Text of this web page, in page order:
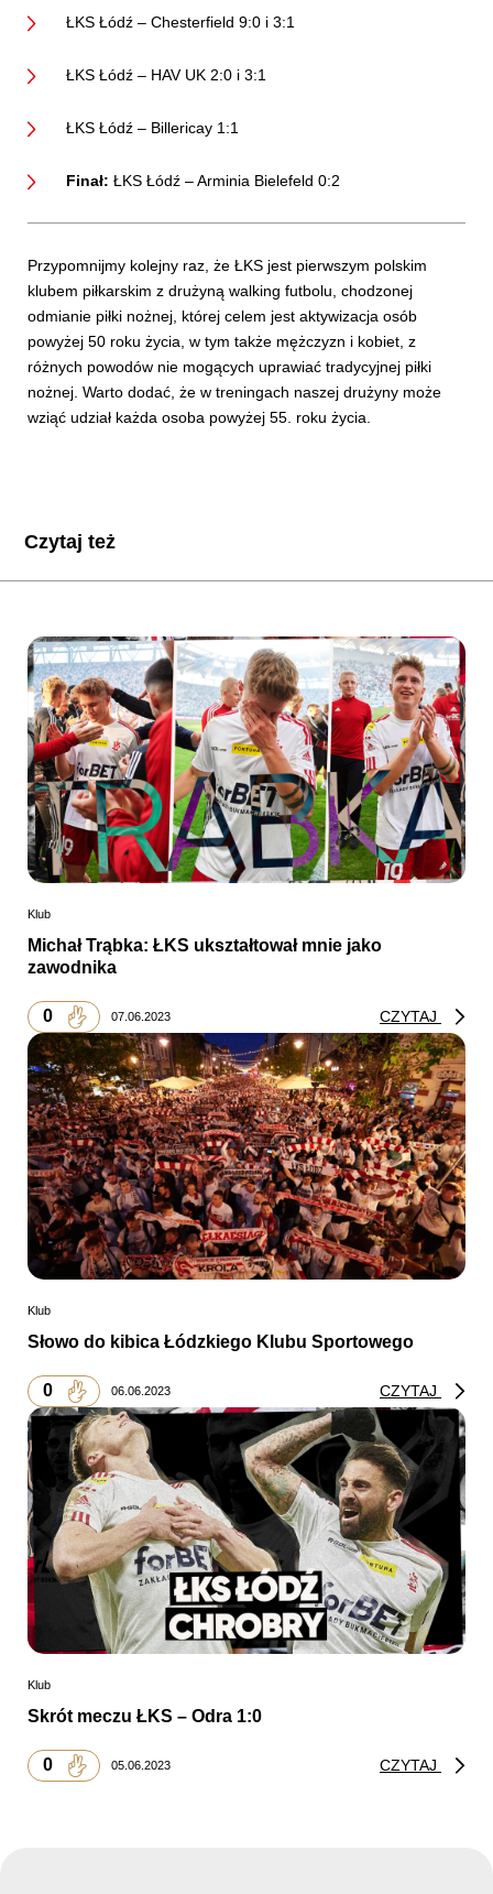
ŁKS Łódź – Chesterfield 9:0 i 3:1
ŁKS Łódź – HAV UK 2:0 i 3:1
ŁKS Łódź – Billericay 1:1
Finał: ŁKS Łódź – Arminia Bielefeld 0:2
Przypomnijmy kolejny raz, że ŁKS jest pierwszym polskim
klubem piłkarskim z drużyną walking futbolu, chodzonej
odmianie piłki nożnej, której celem jest aktywizacja osób
powyżej 50 roku życia, w tym także mężczyzn i kobiet, z
różnych powodów nie mogących uprawiać tradycyjnej piłki
nożnej. Warto dodać, że w treningach naszej drużyny może
wziąć udział każda osoba powyżej 55. roku życia.
Czytaj też
Klub
Michał Trąbka: ŁKS ukształtował mnie jako
zawodnika
0 07.06.2023 CZYTAJ
Klub
Słowo do kibica Łódzkiego Klubu Sportowego
0 06.06.2023 CZYTAJ
Klub
Skrót meczu ŁKS – Odra 1:0
0 05.06.2023 CZYTAJ